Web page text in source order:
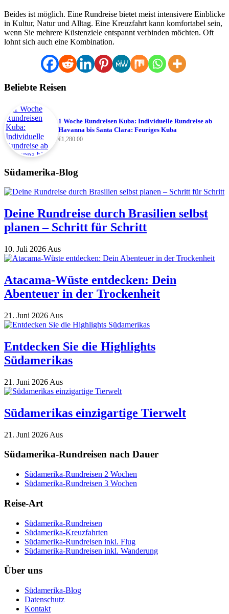
Beides ist möglich. Eine Rundreise bietet meist intensivere Einblicke
in Kultur, Natur und Alltag. Eine Kreuzfahrt kann komfortabel sein,
wenn Sie mehrere Küstenziele entspannt verbinden möchten. Oft
lohnt sich auch eine Kombination.
Beliebte Reisen
1 Woche Rundreisen Kuba: Individuelle Rundreise ab
Havanna bis Santa Clara: Feuriges Kuba
€1,280.00
Südamerika-Blog
Deine Rundreise durch Brasilien selbst
planen – Schritt für Schritt
10. Juli 2026 Aus
Atacama-Wüste entdecken: Dein
Abenteuer in der Trockenheit
21. Juni 2026 Aus
Entdecken Sie die Highlights
Südamerikas
21. Juni 2026 Aus
Südamerikas einzigartige Tierwelt
21. Juni 2026 Aus
Südamerika-Rundreisen nach Dauer
Südamerika-Rundreisen 2 Wochen
Südamerika-Rundreisen 3 Wochen
Reise-Art
Südamerika-Rundreisen
Südamerika-Kreuzfahrten
Südamerika-Rundreisen inkl. Flug
Südamerika-Rundreisen inkl. Wanderung
Über uns
Südamerika-Blog
Datenschutz
Kontakt